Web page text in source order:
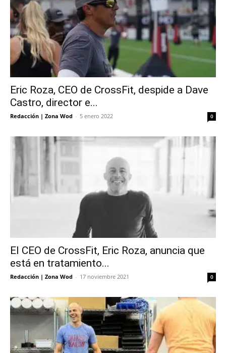
Eric Roza, CEO de CrossFit, despide a Dave
Castro, director e...
Redacción | Zona Wod - 5 enero 2022 0
El CEO de CrossFit, Eric Roza, anuncia que
está en tratamiento...
Redacción | Zona Wod - 17 noviembre 2021 0